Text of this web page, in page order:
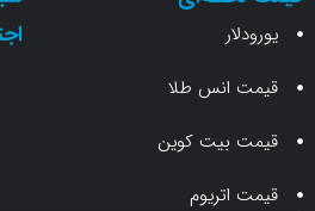
انس طلا
بیت کوین